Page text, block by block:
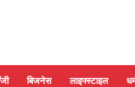
बिजनेस लाइफ्स्टाइल